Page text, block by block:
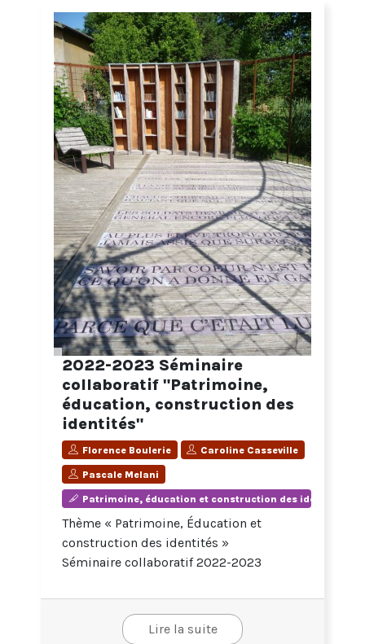
2022-2023 Séminaire
collaboratif "Patrimoine,
éducation, construction des
identités"
Florence Boulerie Caroline Casseville
Pascale Melani
Patrimoine, éducation et construction des identités
Thème « Patrimoine, Éducation et
construction des identités »
Séminaire collaboratif 2022-2023
Lire la suite